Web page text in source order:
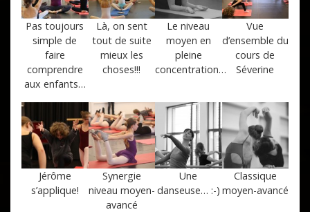
Pas toujours
simple de
faire
comprendre
aux enfants…
Là, on sent
tout de suite
mieux les
choses!!!
Le niveau
moyen en
pleine
concentration…
Vue
d’ensemble du
cours de
Séverine
Jérôme
s’applique!
Synergie
niveau moyen-
avancé
Une
danseuse… :-)
Classique
moyen-avancé